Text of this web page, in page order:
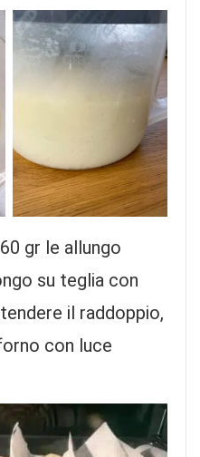
gr le allungo
su teglia con
il raddoppio,
con luce